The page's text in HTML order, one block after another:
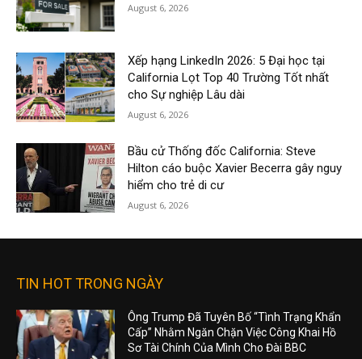
August 6, 2026
Xếp hạng LinkedIn 2026: 5 Đại học tại
California Lọt Top 40 Trường Tốt nhất
cho Sự nghiệp Lâu dài
August 6, 2026
Bầu cử Thống đốc California: Steve
Hilton cáo buộc Xavier Becerra gây nguy
hiểm cho trẻ di cư
August 6, 2026
TIN HOT TRONG NGÀY
Ông Trump Đã Tuyên Bố “Tình Trạng Khẩn
Cấp” Nhằm Ngăn Chặn Việc Công Khai Hồ
Sơ Tài Chính Của Mình Cho Đài BBC